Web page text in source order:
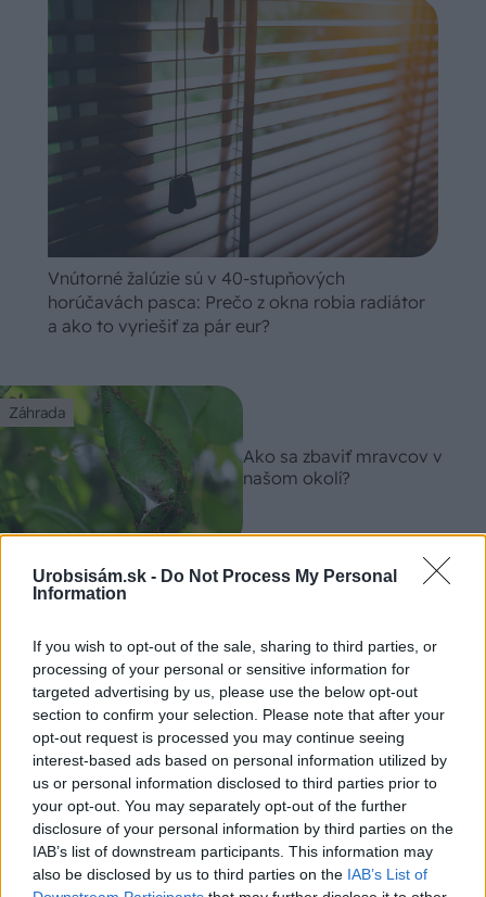
Urobsisám.sk - Do Not Process My Personal
Information
If you wish to opt-out of the sale, sharing to third parties, or
processing of your personal or sensitive information for
targeted advertising by us, please use the below opt-out
section to confirm your selection. Please note that after your
opt-out request is processed you may continue seeing
interest-based ads based on personal information utilized by
us or personal information disclosed to third parties prior to
your opt-out. You may separately opt-out of the further
disclosure of your personal information by third parties on the
IAB’s list of downstream participants. This information may
also be disclosed by us to third parties on the IAB’s List of
Vnútorné žalúzie sú v 40-stupňových
horúčavách pasca: Prečo z okna robia radiátor
a ako to vyriešiť za pár eur?
Záhrada
Ako sa zbaviť mravcov v
našom okolí?
Záhrada
Holé miesta, kôpky a
poradíte pomocou
jednoduchých krokov
Záhrada
Jednoduché triky, ako
ochrániť úrodu pred
škodcami